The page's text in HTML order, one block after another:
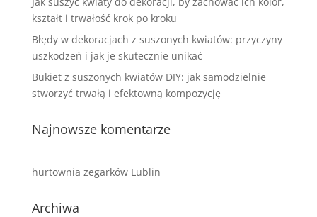
kształt i trwałość krok po kroku
Błędy w dekoracjach z suszonych kwiatów: przyczyny
uszkodzeń i jak je skutecznie unikać
Bukiet z suszonych kwiatów DIY: jak samodzielnie
stworzyć trwałą i efektowną kompozycję
Najnowsze komentarze
hurtownia zegarków Lublin
Archiwa